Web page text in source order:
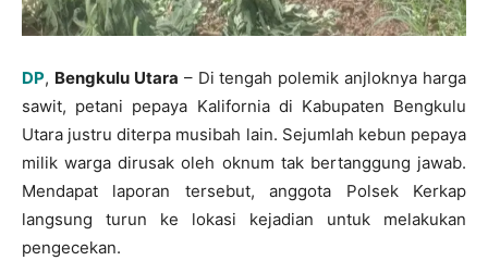
DP, Bengkulu Utara – Di tengah polemik anjloknya harga
sawit, petani pepaya Kalifornia di Kabupaten Bengkulu
Utara justru diterpa musibah lain. Sejumlah kebun pepaya
milik warga dirusak oleh oknum tak bertanggung jawab.
Mendapat laporan tersebut, anggota Polsek Kerkap
langsung turun ke lokasi kejadian untuk melakukan
pengecekan.